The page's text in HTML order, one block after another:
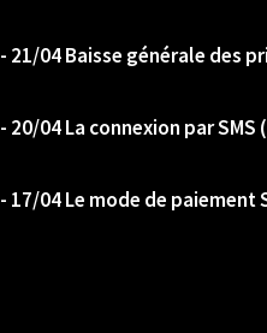
- 21/04 Baisse générale des
- 20/04 La connexion par
- 17/04 Le mode de